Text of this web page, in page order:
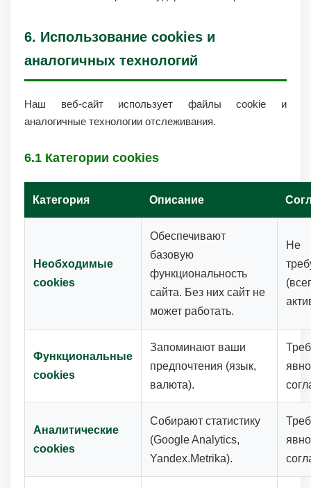
6. Использование cookies и
аналогичных технологий
Наш веб-сайт использует файлы cookie и
аналогичные технологии отслеживания.
6.1 Категории cookies
Категория Описание
Необходимые
cookies
Обеспечивают
базовую
функциональность
сайта. Без них сайт не
может работать.
Не
Функциональные
cookies
Запоминают ваши
предпочтения (язык,
валюта).
Аналитические
cookies
Собирают статистику
(Google Analytics,
Yandex.Metrika).